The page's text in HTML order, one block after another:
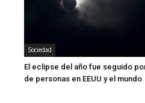
Sociedad
El eclipse del año fue seguido
de personas en EEUU y el mundo